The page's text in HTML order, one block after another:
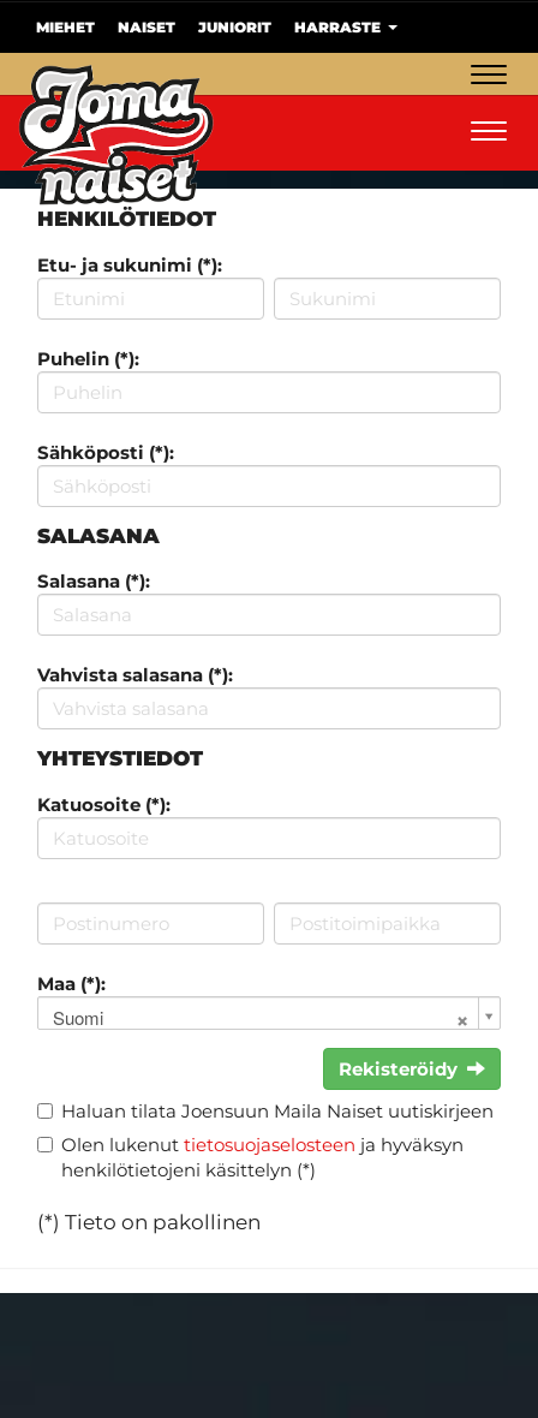
MIEHET NAISET JUNIORIT HARRASTE
HENKILÖTIEDOT
Etu- ja sukunimi (*):
Puhelin (*):
Sähköposti (*):
SALASANA
Salasana (*):
Vahvista salasana (*):
YHTEYSTIEDOT
Katuosoite (*):
Maa (*):
Suomi
Rekisteröidy
Haluan tilata Joensuun Maila Naiset uutiskirjeen
Olen lukenut tietosuojaselosteen ja hyväksyn
henkilötietojeni käsittelyn (*)
(*) Tieto on pakollinen